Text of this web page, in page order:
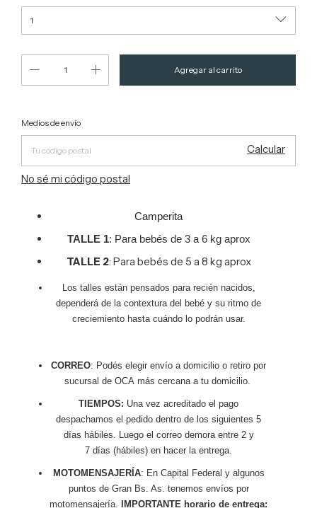
Entregas para el CP:
Medios de envío
Calcular
No sé mi código postal
Camperita
TALLE 1: Para bebés de 3 a 6 kg aprox
TALLE 2: Para bebés de 5 a 8 kg aprox
Los talles están pensados para recién nacidos,
dependerá de la contextura del bebé y su ritmo de
creciemiento hasta cuándo lo podrán usar.
CORREO: Podés elegir envío a domicilio o retiro por
sucursal de OCA más cercana a tu domicilio.
TIEMPOS: Una vez acreditado el pago
despachamos el pedido dentro de los siguientes 5
días hábiles. Luego el correo demora entre 2 y
7 días (hábiles) en hacer la entrega.
MOTOMENSAJERÍA: En Capital Federal y algunos
puntos de Gran Bs. As. tenemos envíos por
motomensajería.
IMPORTANTE horario de entrega: